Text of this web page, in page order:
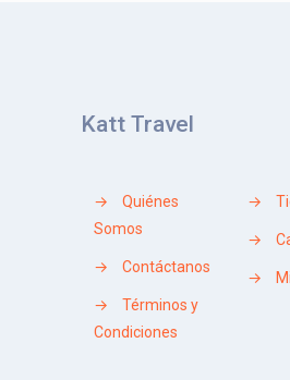
Katt Travel
→
Quiénes
Somos
→ Contáctanos
→
Términos y
Condiciones
→
→
→